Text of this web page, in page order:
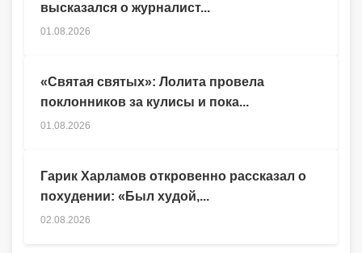
Гарик Харламов откровенно рассказал о
похудении: «Был худой,...
02.08.2026
высказался о журналист...
01.08.2026
«Святая святых»: Лолита провела
поклонников за кулисы и пока...
01.08.2026